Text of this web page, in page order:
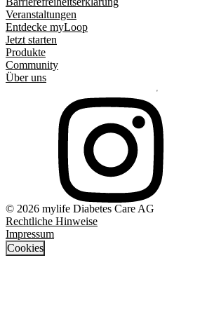
Veranstaltungen
Entdecke myLoop
Jetzt starten
Produkte
Community
Über uns
© 2026 mylife Diabetes Care AG
Rechtliche Hinweise
Impressum
Cookies